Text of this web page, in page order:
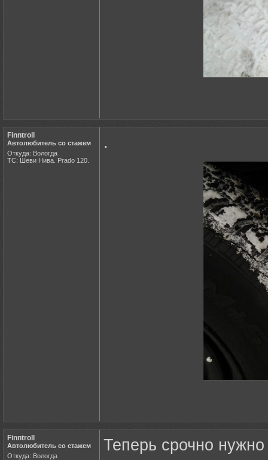
Finntroll
Автолюбитель со стажем
Откуда: Вологда
ТС: Шеви Нива. Prado 120.
.
Finntroll
Автолюбитель со стажем
Откуда: Вологда
Теперь срочно